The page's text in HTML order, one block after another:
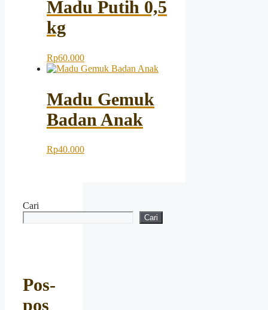
Madu Putih 0,5
kg
Rp60.000
Madu Gemuk
Badan Anak
Rp40.000
Cari
Cari
Pos-
pos